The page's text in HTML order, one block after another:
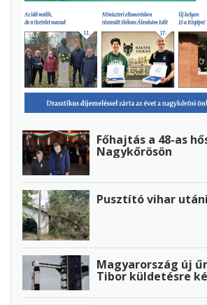
Főhajtás a 48-as
Nagykőrösön
Pusztító vihar
Magyarország új
Tibor küldetésre